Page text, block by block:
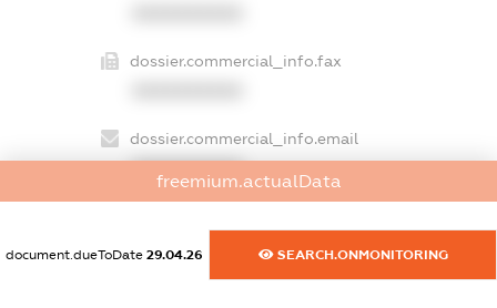
dossier.commercial_info.fax
dossier.commercial_info.email
XXXXXXXXXX
freemium.actualData
document.dueToDate 29.04.26 SEARCH.ONMONITORING